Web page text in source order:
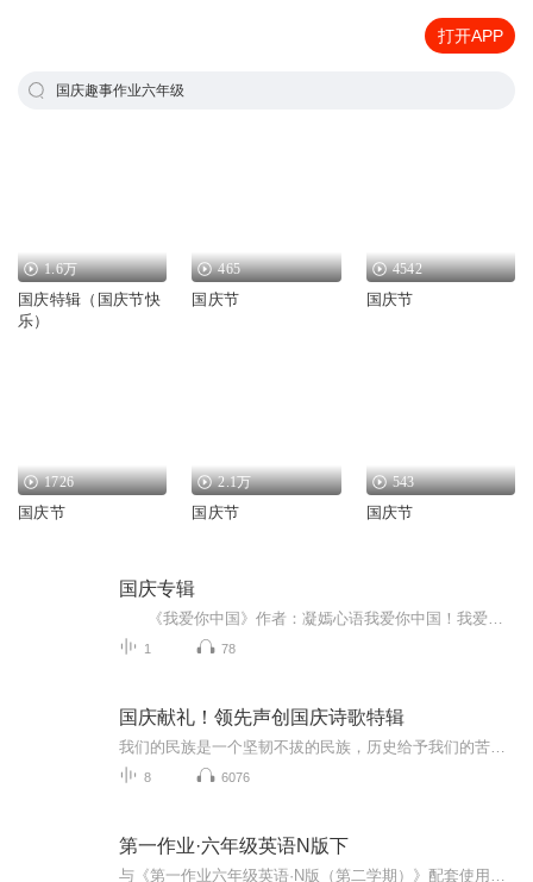
打开APP
国庆趣事作业六年级
1.6万
国庆特辑（国庆节快
乐）
465
国庆节
4542
国庆节
1726
国庆节
2.1万
国庆节
543
国庆节
国庆专辑
1 78
国庆献礼！领先声创国庆诗歌特辑
8 6076
第一作业·六年级英语N版下